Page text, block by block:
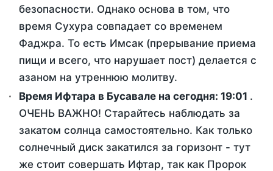
безопасности. Однако основа в том, что
время Сухура совпадает со временем
Фаджра. То есть Имсак (прерывание приема
пищи и всего, что нарушает пост) делается с
азаном на утреннюю молитву.
Время Ифтара в Бусавале на сегодня: 19:01 .
ОЧЕНЬ ВАЖНО! Старайтесь наблюдать за
закатом солнца самостоятельно. Как только
солнечный диск закатился за горизонт - тут
же стоит совершать Ифтар, так как Пророк